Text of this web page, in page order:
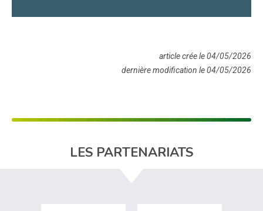
article crée le 04/05/2026
dernière modification le 04/05/2026
LES PARTENARIATS